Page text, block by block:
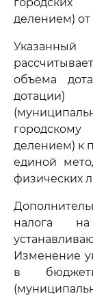
делением) от
объема
дотации)
делением) к
единой
физических
налога
Изменение
в